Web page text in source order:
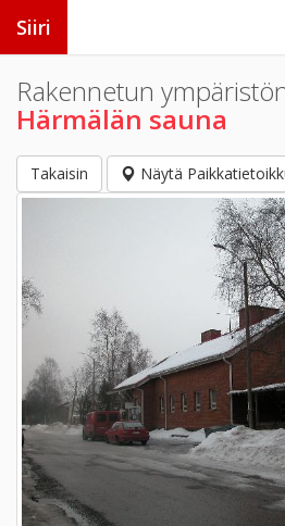
Siiri
Rakennetun
Härmälän sauna
Takaisin Näytä